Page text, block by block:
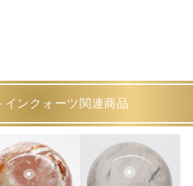
インクォーツ関連商品